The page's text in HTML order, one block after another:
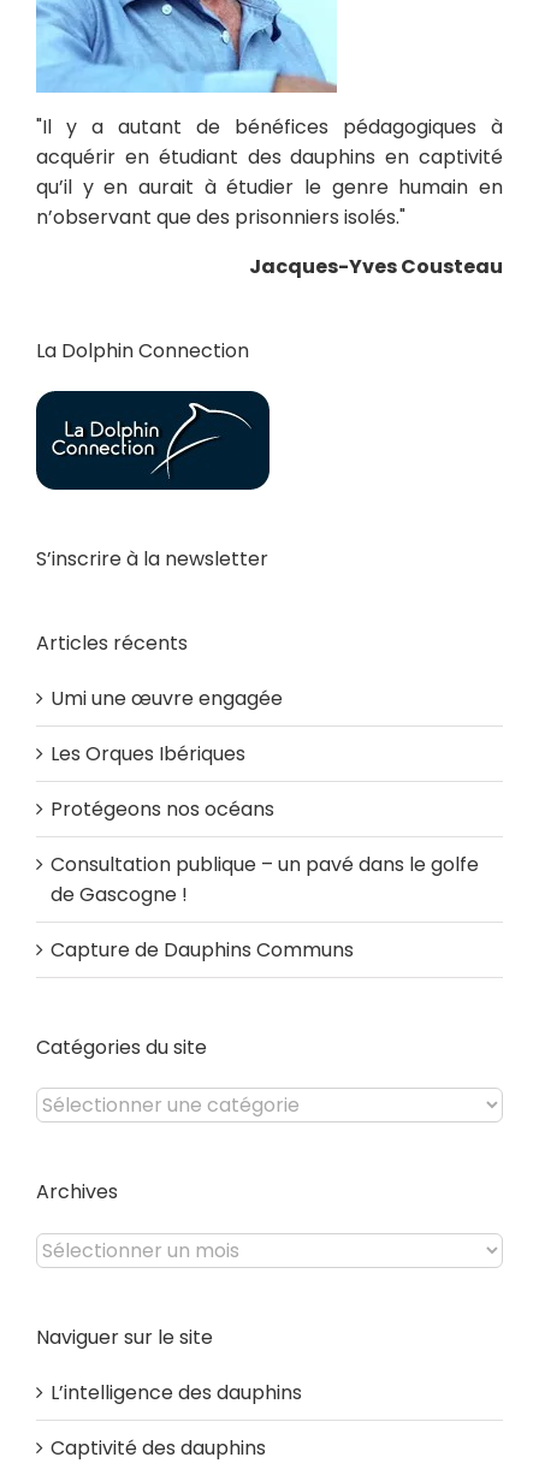
"Il y a autant de bénéfices pédagogiques à
acquérir en étudiant des dauphins en captivité
qu’il y en aurait à étudier le genre humain en
n’observant que des prisonniers isolés."
Jacques-Yves Cousteau
La Dolphin Connection
S’inscrire à la newsletter
Articles récents
Umi une œuvre engagée
Les Orques Ibériques
Protégeons nos océans
Consultation publique – un pavé dans le golfe
de Gascogne !
Capture de Dauphins Communs
Catégories du site
Catégories
du
Archives
Archives
Naviguer sur le site
L’intelligence des dauphins
Captivité des dauphins